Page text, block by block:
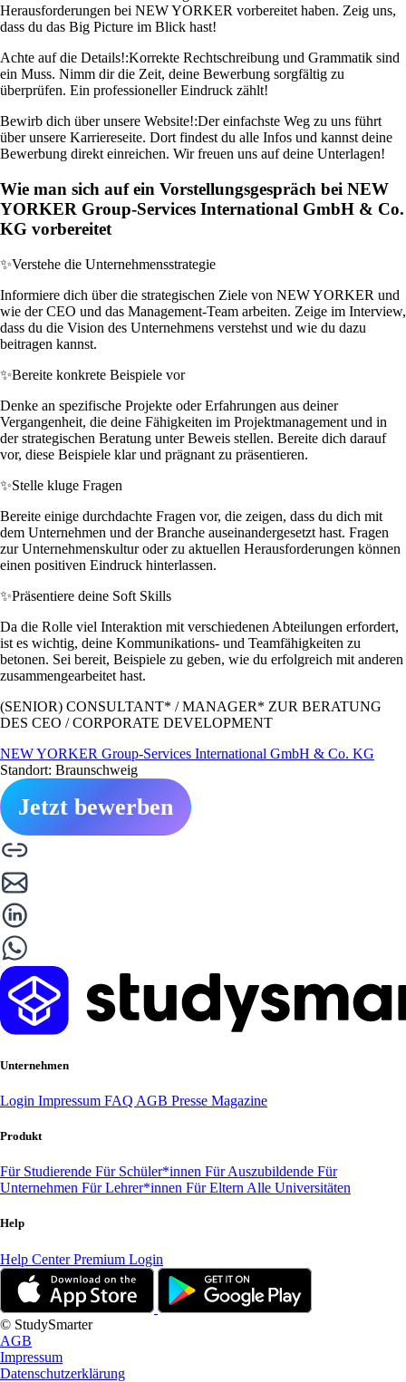
Herausforderungen bei NEW YORKER vorbereitet haben. Zeig uns,
dass du das Big Picture im Blick hast!
Achte auf die Details!:Korrekte Rechtschreibung und Grammatik sind
ein Muss. Nimm dir die Zeit, deine Bewerbung sorgfältig zu
überprüfen. Ein professioneller Eindruck zählt!
Bewirb dich über unsere Website!:Der einfachste Weg zu uns führt
über unsere Karriereseite. Dort findest du alle Infos und kannst deine
Bewerbung direkt einreichen. Wir freuen uns auf deine Unterlagen!
Wie man sich auf ein Vorstellungsgespräch bei NEW
YORKER Group-Services International GmbH & Co.
KG vorbereitet
✨Verstehe die Unternehmensstrategie
Informiere dich über die strategischen Ziele von NEW YORKER und
wie der CEO und das Management-Team arbeiten. Zeige im Interview,
dass du die Vision des Unternehmens verstehst und wie du dazu
beitragen kannst.
✨Bereite konkrete Beispiele vor
Denke an spezifische Projekte oder Erfahrungen aus deiner
Vergangenheit, die deine Fähigkeiten im Projektmanagement und in
der strategischen Beratung unter Beweis stellen. Bereite dich darauf
vor, diese Beispiele klar und prägnant zu präsentieren.
✨Stelle kluge Fragen
Bereite einige durchdachte Fragen vor, die zeigen, dass du dich mit
dem Unternehmen und der Branche auseinandergesetzt hast. Fragen
zur Unternehmenskultur oder zu aktuellen Herausforderungen können
einen positiven Eindruck hinterlassen.
✨Präsentiere deine Soft Skills
Da die Rolle viel Interaktion mit verschiedenen Abteilungen erfordert,
ist es wichtig, deine Kommunikations- und Teamfähigkeiten zu
betonen. Sei bereit, Beispiele zu geben, wie du erfolgreich mit anderen
zusammengearbeitet hast.
(SENIOR) CONSULTANT* / MANAGER* ZUR BERATUNG
DES CEO / CORPORATE DEVELOPMENT
NEW YORKER Group-Services International GmbH & Co. KG
Standort: Braunschweig
Jetzt bewerben
Unternehmen
Login Impressum FAQ AGB Presse Magazine
Produkt
Für Studierende Für Schüler*innen Für Auszubildende Für
Unternehmen Für Lehrer*innen Für Eltern Alle Universitäten
Help
Help CenterPremium Login
© StudySmarter
AGB
Impressum
Datenschutzerklärung